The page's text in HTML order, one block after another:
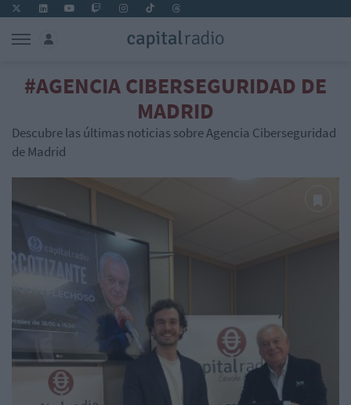
#AGENCIA CIBERSEGURIDAD DE
MADRID
Descubre las últimas noticias sobre Agencia Ciberseguridad
de Madrid